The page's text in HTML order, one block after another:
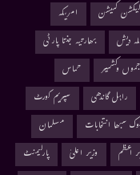
کمیشن
امریکہ
دیش
بھارتیہ جنتا پارٹی
جموں وکشمیر
حماس
راہل گاندھی
سپریم کورٹ
لوک سبھا انتخابات
مسلمان
اعظم وزیر اعلیٰ
پارلیمنٹ